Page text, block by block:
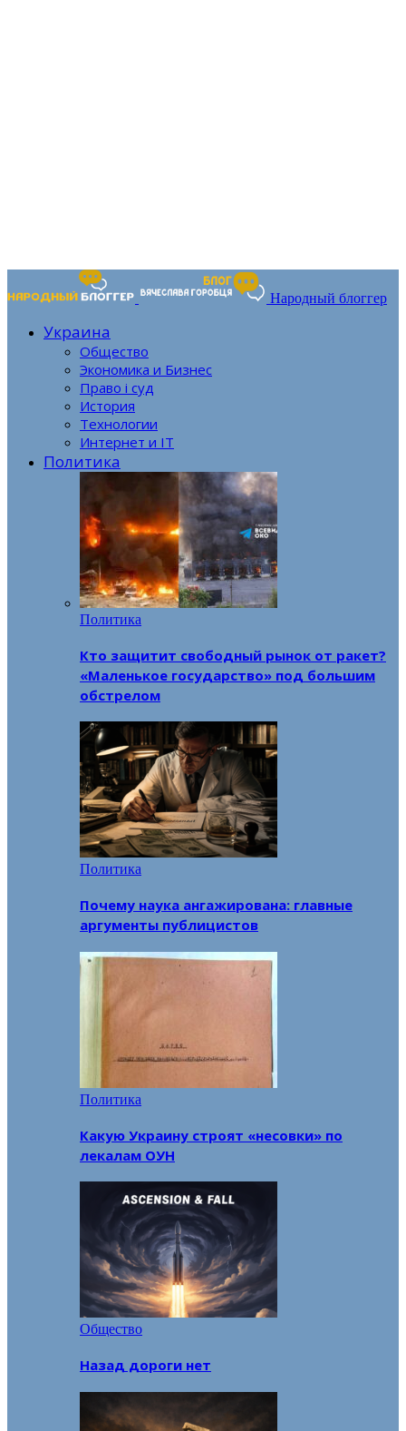
Народный блоггер
Украина
Общество
Экономика и Бизнес
Право і суд
История
Технологии
Интернет и IT
Политика
Политика
Кто защитит свободный рынок от ракет?
«Маленькое государство» под большим
обстрелом
Политика
Почему наука ангажирована: главные
аргументы публицистов
Политика
Какую Украину строят «несовки» по
лекалам ОУН
Общество
Назад дороги нет